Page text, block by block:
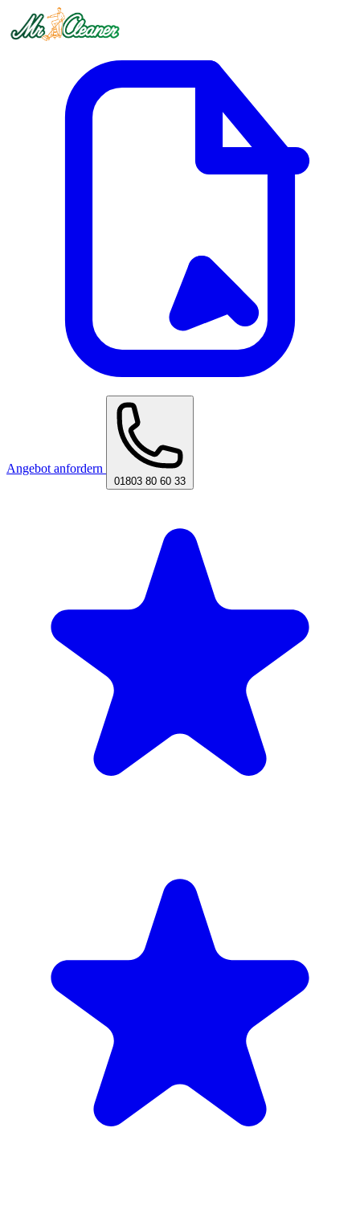
Angebot anfordern
01803 80 60 33